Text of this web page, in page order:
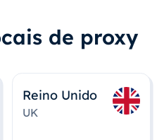
de proxy
Reino Unido
UK